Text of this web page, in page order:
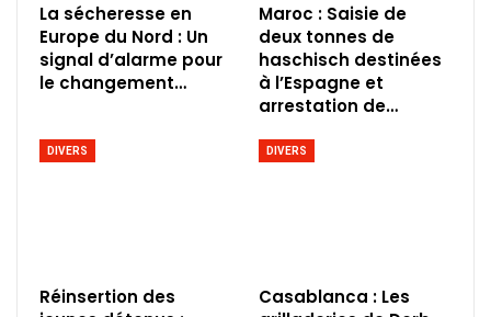
La sécheresse en
Europe du Nord : Un
signal d’alarme pour
le changement…
Maroc : Saisie de
deux tonnes de
haschisch destinées
à l’Espagne et
arrestation de…
DIVERS
Réinsertion des
DIVERS
Casablanca : Les